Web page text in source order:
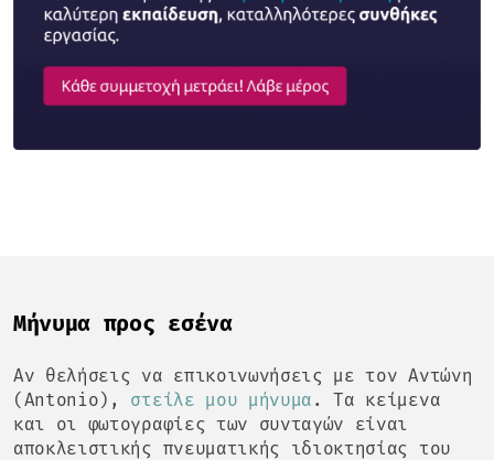
Mήνυμα προς εσένα
Αν θελήσεις να επικοινωνήσεις με τον Αντώνη
(Antonio), στείλε μου μήνυμα . Τα κείμενα
και οι φωτογραφίες των συνταγών είναι
αποκλειστικής πνευματικής ιδιοκτησίας του